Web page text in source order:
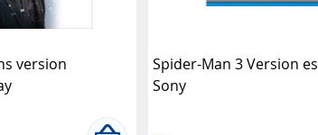
version
Spider-Man 3 Version
Sony